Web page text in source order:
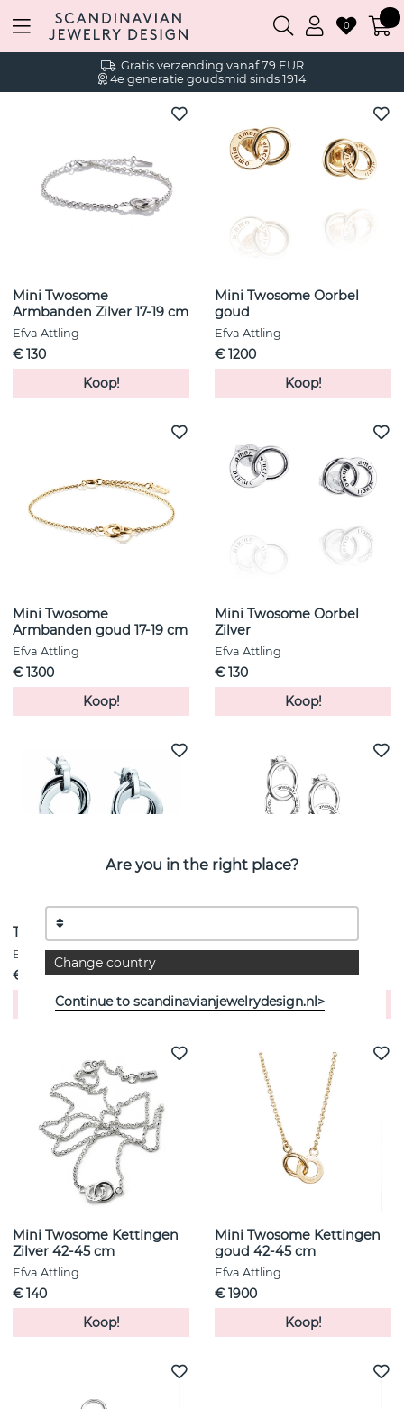
Gratis verzending vanaf 79 EUR
4e generatie goudsmid sinds 1914
0
Mini Twosome
Armbanden Zilver 17-19 cm
Efva Attling
€ 130
Koop!
Mini Twosome Oorbel
goud
Efva Attling
€ 1200
Koop!
Mini Twosome
Armbanden goud 17-19 cm
Efva Attling
€ 1300
Koop!
Mini Twosome Oorbel
Zilver
Efva Attling
€ 130
Koop!
Twosome Oorbel Zilver
Efva Attling
€ 230
Koop!
Efva Attling
€ 300
Koop!
Mini Twosome Kettingen
Zilver 42-45 cm
Efva Attling
€ 140
Koop!
Mini Twosome Kettingen
goud 42-45 cm
Efva Attling
€ 1900
Koop!
Are you in the right place?
Change country
Continue to scandinavianjewelrydesign.nl>